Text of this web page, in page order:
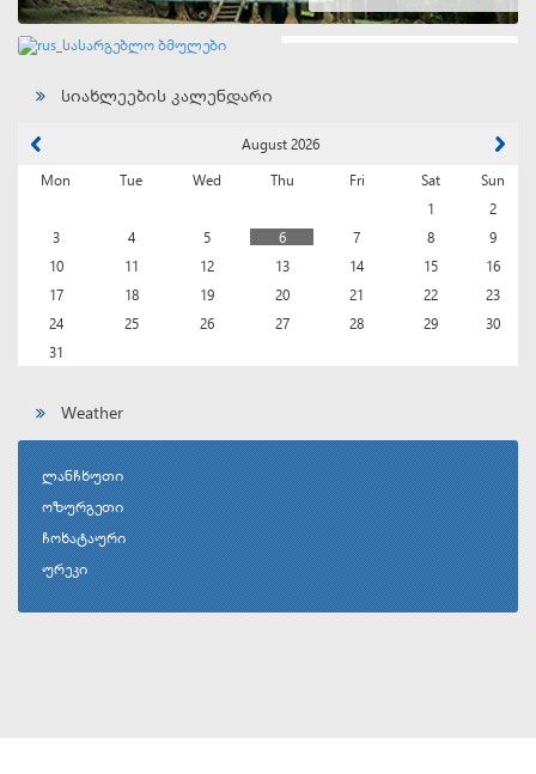
rus_სასარგებლო ბმულები
სიახლეების კალენდარი
August 2026
Mon
Tue Wed Thu Fri Sat
Sun
1
2
3
4 5 6 7 8
9
10
11 12 13 14 15
16
17
18 19 20 21 22
23
24
25 26 27 28 29
30
31
Weather
ლანჩხუთი
ოზურგეთი
ჩოხატაური
ურეკი